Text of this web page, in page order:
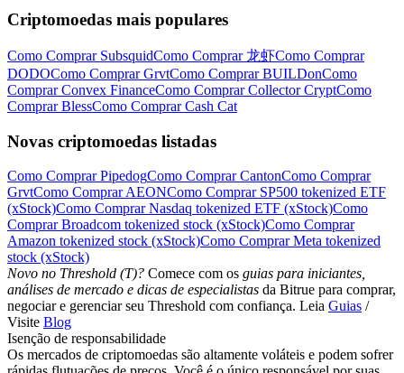
Criptomoedas mais populares
Como Comprar SubsquidComo Comprar 龙虾Como Comprar
DODOComo Comprar GrvtComo Comprar BUILDonComo
Comprar Convex FinanceComo Comprar Collector CryptComo
Comprar BlessComo Comprar Cash Cat
Novas criptomoedas listadas
Como Comprar PipedogComo Comprar CantonComo Comprar
GrvtComo Comprar AEONComo Comprar SP500 tokenized ETF
(xStock)Como Comprar Nasdaq tokenized ETF (xStock)Como
Comprar Broadcom tokenized stock (xStock)Como Comprar
Amazon tokenized stock (xStock)Como Comprar Meta tokenized
stock (xStock)
Novo no Threshold (T)? Comece com os guias para iniciantes,
análises de mercado e dicas de especialistas da Bitrue para comprar,
negociar e gerenciar seu Threshold com confiança. Leia Guias /
Visite Blog
Isenção de responsabilidade
Os mercados de criptomoedas são altamente voláteis e podem sofrer